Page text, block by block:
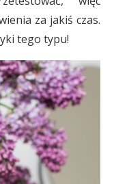
za jakiś czas.
tego typu!